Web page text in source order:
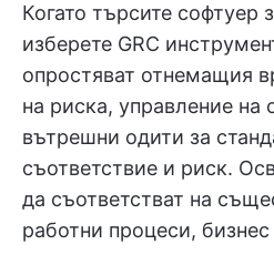
Когато търсите софтуер
изберете GRC
опростяват отнемащия
на риска, управление на
вътрешни одити за
съответствие и риск.
да съответстват на
работни процеси,